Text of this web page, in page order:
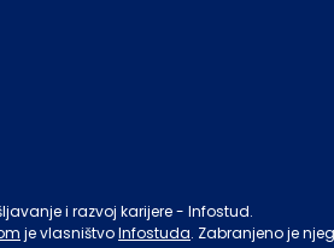
i razvoj karijere - Infostud.
je vlasništvoInfostuda. Zabranjeno je